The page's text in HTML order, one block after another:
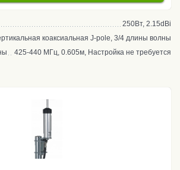
250Вт, 2.15dBi
коаксиальная J-pole, 3/4 длины волны
425-440 МГц, 0.605м, Настройка не требуется